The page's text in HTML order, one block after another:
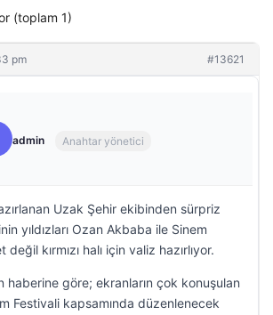
(toplam 1)
pm #13621
admin Anahtar yönetici
Uzak Şehir ekibinden sürpriz
yıldızları Ozan Akbaba ile Sinem
kırmızı halı için valiz hazırlıyor.
haberine göre; ekranların çok konuşulan
Festivali kapsamında düzenlenecek